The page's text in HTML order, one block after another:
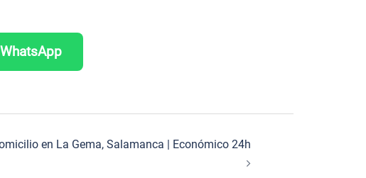
en La Gema, Salamanca | Económico 24h